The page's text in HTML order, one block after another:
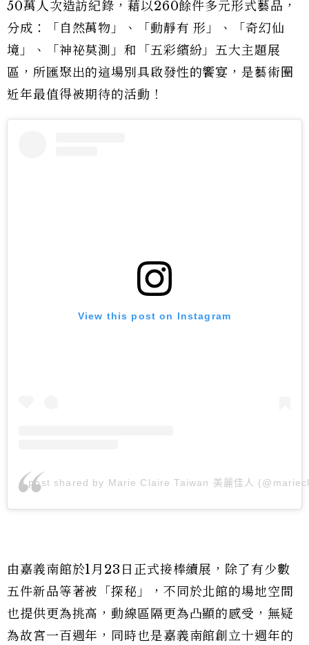
50萬人次造訪紀錄，藉以260餘件多元形式藝品，
分成：「自然萬物」、「動靜有 形」、「奇幻仙
境」、「神祕莫測」和「五彩繽紛」五大主題展
區，所匯聚出的這場別具啟發性的饗宴，是藝術圈
近年最值得被期待的活動！
View this post on Instagram
A post shared by Marie Claire Taiwan 美麗佳人
由嘉義南館於1月23日正式接棒續展，除了有少數
五件新品等著被「探秘」，不同於北館的場地空間
也提供更為挑高，動線區隔更為凸顯的感受，無疑
為故宮一百週年，同時也是嘉義南館創立十週年的